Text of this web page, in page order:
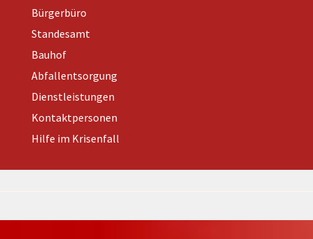
Bürgerbüro
Standesamt
Bauhof
Abfallentsorgung
Dienstleistungen
Kontaktpersonen
Hilfe im Krisenfall